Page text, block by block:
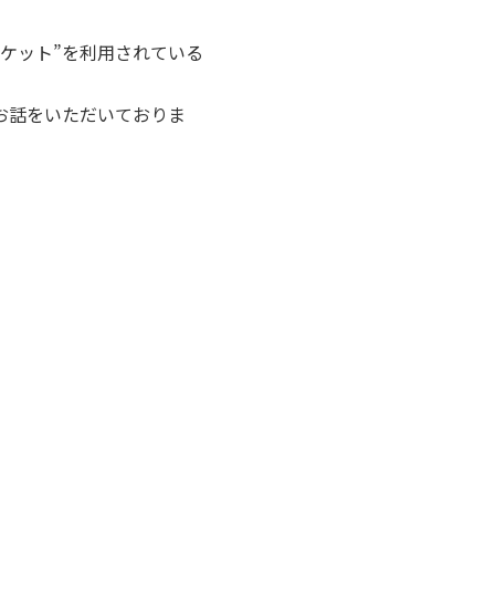
ット”を利用されている
をいただいておりま